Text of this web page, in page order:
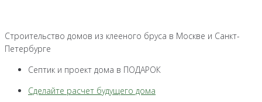
Строительство домов из клееного бруса в Москве и Санкт-
Петербурге
Септик и проект дома в ПОДАРОК
Сделайте расчет будущего дома